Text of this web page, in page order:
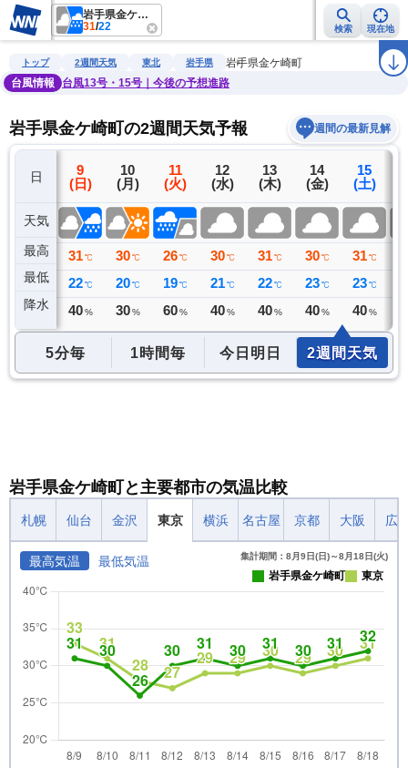
岩手県金ケ崎町
31/22 検索 現在地
雨雲レーダー 台風情報 地震情報 警報・注意報 ラ
トップ 2週間天気 東北 岩手県
岩手県金ケ崎町
台風情報
台風13号・15号｜今後の予想進路
岩手県金ケ崎町の2週間天気予報 週間の最新見解
日
天気
最高
最低
降水
8
(土)
36 ℃
22 ℃
8 ミリ
9
(日)
31 ℃
22 ℃
40 %
10
(月)
30 ℃
20 ℃
30 %
11
(火)
26 ℃
19 ℃
60 %
12
(水)
30 ℃
21 ℃
40 %
13
(木)
31 ℃
22 ℃
40 %
14
(金)
30 ℃
23 ℃
40 %
15
(土)
31 ℃
23 ℃
40 %
5分毎 1時間毎 今日明日 2週間天気
岩手県金ケ崎町と主要都市の気温比較
札幌 仙台 金沢 東京 横浜 名古屋 京都 大阪 広
最高気温 最低気温 集計期間：8月9日(日)～8月18日(火)
岩手県金ケ崎町 東京